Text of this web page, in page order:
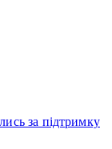
за підтримку